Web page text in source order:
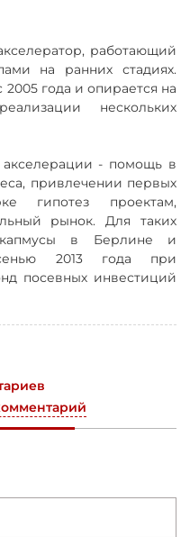
работающий
на ранних стадиях.
года и опирается на
нескольких
- помощь в
привлечении первых
гипотез проектам,
рынок. Для таких
в Берлине и
2013 года при
посевных инвестиций